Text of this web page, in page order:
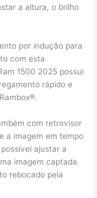
a altura, o brilho
por indução para
com esta
1500 2025 possui
rápido e
com retrovisor
a imagem em tempo
ajustar a
imagem captada
rebocado pela